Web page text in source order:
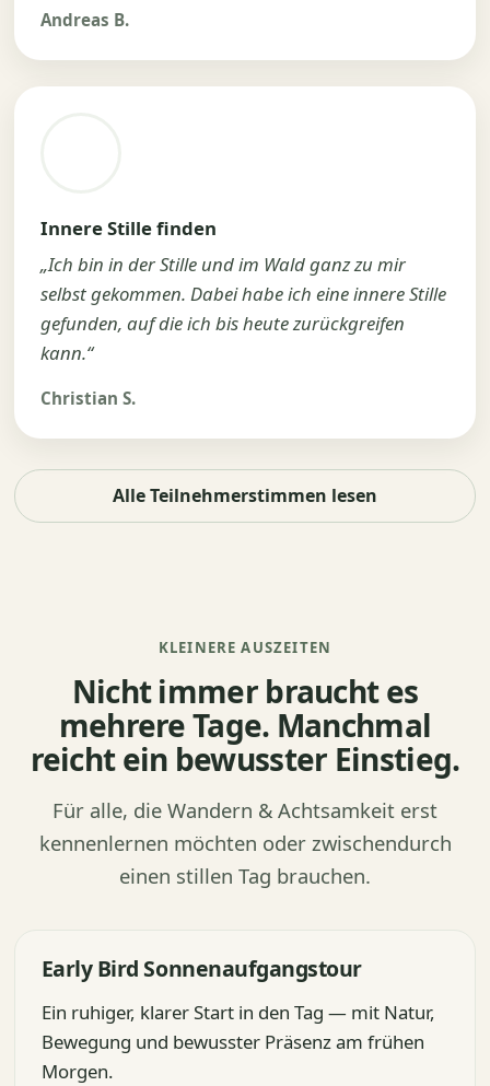
Andreas B.
Innere Stille finden
„Ich bin in der Stille und im Wald ganz zu mir
selbst gekommen. Dabei habe ich eine innere Stille
gefunden, auf die ich bis heute zurückgreifen
kann.“
Christian S.
Alle Teilnehmerstimmen lesen
KLEINERE AUSZEITEN
Nicht immer braucht es
mehrere Tage. Manchmal
reicht ein bewusster Einstieg.
Für alle, die Wandern & Achtsamkeit erst
kennenlernen möchten oder zwischendurch
einen stillen Tag brauchen.
Early Bird Sonnenaufgangstour
Ein ruhiger, klarer Start in den Tag — mit Natur,
Bewegung und bewusster Präsenz am frühen
Morgen.